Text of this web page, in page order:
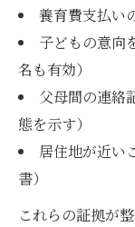
養育費支払い
子どもの意向
名も有効）
父母間の連絡
態を示す）
居住地が近い
書）
これらの証拠が